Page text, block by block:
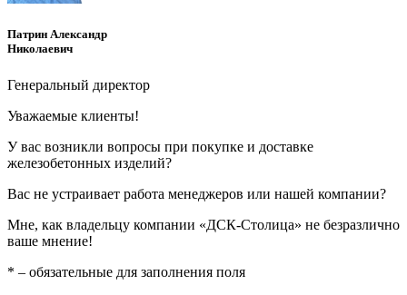
Патрин Александр
Николаевич
Генеральный директор
Уважаемые клиенты!
У вас возникли вопросы при покупке и доставке
железобетонных изделий?
Вас не устраивает работа менеджеров или нашей компании?
Мне, как владельцу компании «ДСК-Столица» не безразлично
ваше мнение!
* – обязательные для заполнения поля